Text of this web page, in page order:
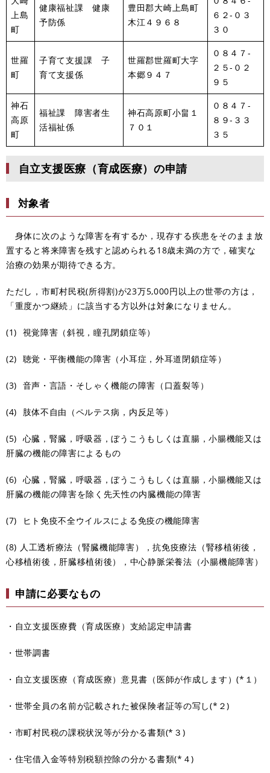
上島
町
健康福祉課 健康
予防係
豊田郡大崎上島町
木江４９６８
６２-０３
３０
世羅
町
子育て支援課 子
育て支援係
世羅郡世羅町大字
本郷９４７
０８４７-
２５-０２
９５
神石
高原
町
福祉課 障害者生
活福祉係
神石高原町小畠１
７０１
０８４７-
８９-３３
３５
自立支援医療（育成医療）の申請
対象者
身体に次のような障害を有するか，現存する疾患をそのまま放
置すると将来障害を残すと認められる18歳未満の方で，確実な
治療の効果が期待できる方。
ただし，市町村民税(所得割)が23万5,000円以上の世帯の方は，
「重度かつ継続」に該当する方以外は対象になりません。
(1) 視覚障害（斜視，瞳孔閉鎖症等）
(2) 聴覚・平衡機能の障害（小耳症，外耳道閉鎖症等）
(3) 音声・言語・そしゃく機能の障害（口蓋裂等）
(4) 肢体不自由（ペルテス病，内反足等）
(5) 心臓，腎臓，呼吸器，ぼうこうもしくは直腸，小腸機能又は
肝臓の機能の障害によるもの
(6) 心臓，腎臓，呼吸器，ぼうこうもしくは直腸，小腸機能又は
肝臓の機能の障害を除く先天性の内臓機能の障害
(7) ヒト免疫不全ウイルスによる免疫の機能障害
(8) 人工透析療法（腎臓機能障害），抗免疫療法（腎移植術後，
心移植術後，肝臓移植術後），中心静脈栄養法（小腸機能障害）
申請に必要なもの
・自立支援医療費（育成医療）支給認定申請書
・世帯調書
・自立支援医療（育成医療）意見書（医師が作成します）(*１）
・世帯全員の名前が記載された被保険者証等の写し(*２)
・市町村民税の課税状況等が分かる書類(*３)
・住宅借入金等特別税額控除の分かる書類(*４)